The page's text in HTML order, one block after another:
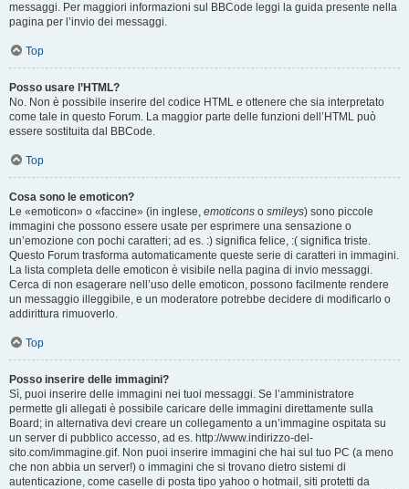
messaggi. Per maggiori informazioni sul BBCode leggi la guida presente nella
pagina per l’invio dei messaggi.
Top
Posso usare l’HTML?
No. Non è possibile inserire del codice HTML e ottenere che sia interpretato
come tale in questo Forum. La maggior parte delle funzioni dell’HTML può
essere sostituita dal BBCode.
Top
Cosa sono le emoticon?
Le «emoticon» o «faccine» (in inglese, emoticons o smileys) sono piccole
immagini che possono essere usate per esprimere una sensazione o
un’emozione con pochi caratteri; ad es. :) significa felice, :( significa triste.
Questo Forum trasforma automaticamente queste serie di caratteri in immagini.
La lista completa delle emoticon è visibile nella pagina di invio messaggi.
Cerca di non esagerare nell’uso delle emoticon, possono facilmente rendere
un messaggio illeggibile, e un moderatore potrebbe decidere di modificarlo o
addirittura rimuoverlo.
Top
Posso inserire delle immagini?
Sì, puoi inserire delle immagini nei tuoi messaggi. Se l’amministratore
permette gli allegati è possibile caricare delle immagini direttamente sulla
Board; in alternativa devi creare un collegamento a un’immagine ospitata su
un server di pubblico accesso, ad es. http://www.indirizzo-del-
sito.com/immagine.gif. Non puoi inserire immagini che hai sul tuo PC (a meno
che non abbia un server!) o immagini che si trovano dietro sistemi di
autenticazione, come caselle di posta tipo yahoo o hotmail, siti protetti da